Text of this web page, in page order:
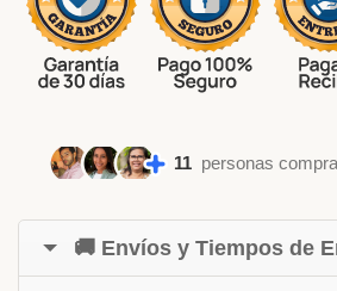
11 personas
🚚 Envíos y Tiempos de